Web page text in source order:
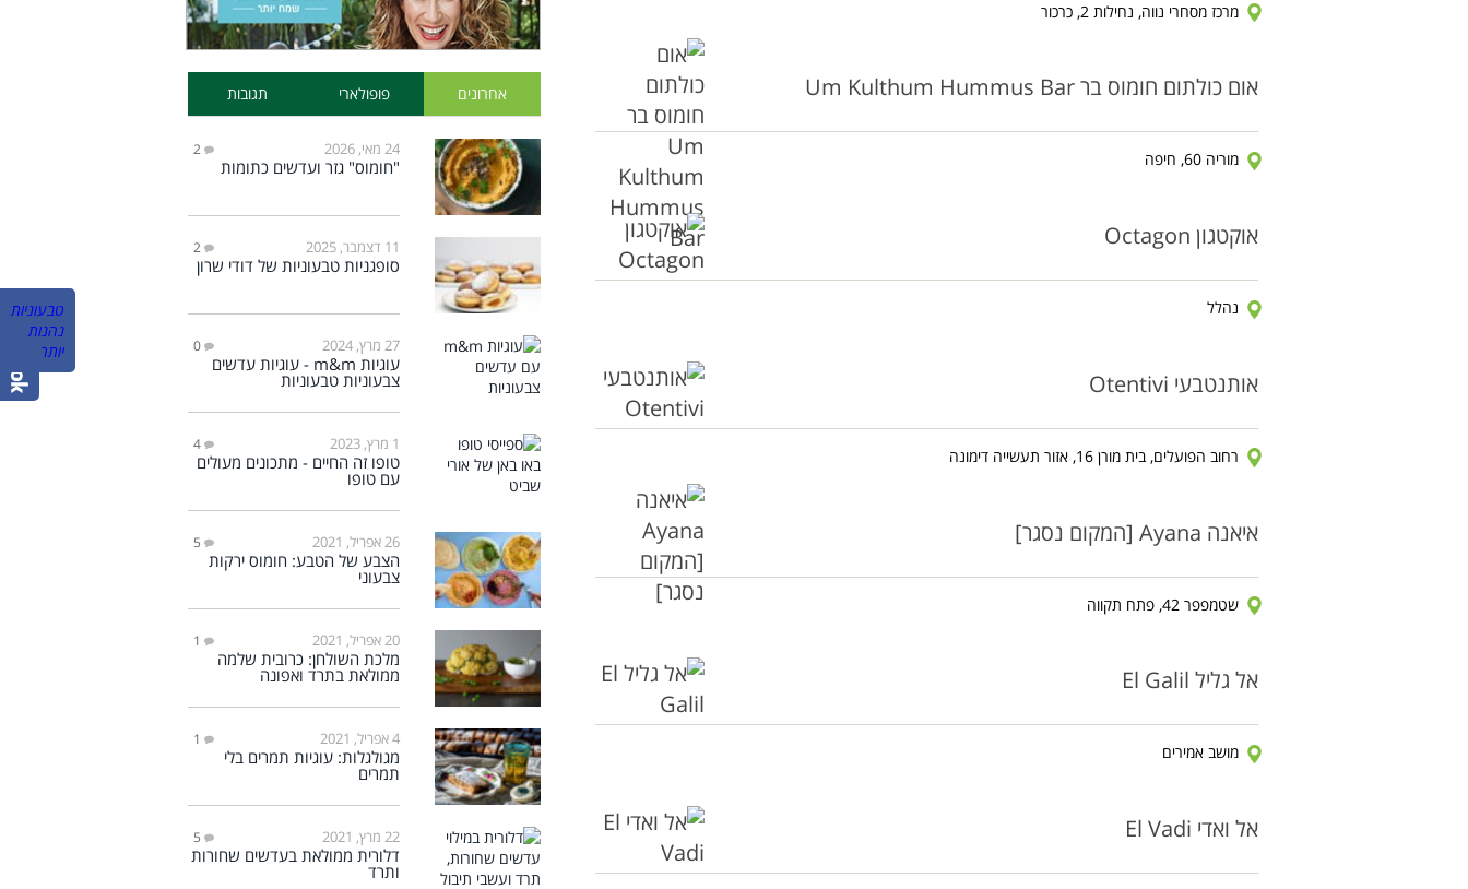
מרכז מסחרי נווה, נחילות 2, כרכור
אום כולתום חומוס בר Um Kulthum Hummus Bar
מוריה 60, חיפה
אוקטגון Octagon
נהלל
אותנטבעי Otentivi
רחוב הפועלים, בית מורן 16, אזור תעשייה דימונה
איאנה Ayana [המקום נסגר]
שטמפפר 42, פתח תקווה
אל גליל El Galil
מושב אמירים
אל ואדי El Vadi
אחרונים פופולארי תגובות
24 מאי, 2026 2
"חומוס" גזר ועדשים כתומות
11 דצמבר, 2025 2
סופגניות טבעוניות של דודי שרון
27 מרץ, 2024 0
עוגיות m&m - עוגיות עדשים
צבעוניות טבעוניות
1 מרץ, 2023 4
טופו זה החיים - מתכונים מעולים
עם טופו
26 אפריל, 2021 5
הצבע של הטבע: חומוס ירקות
צבעוני
20 אפריל, 2021 1
מלכת השולחן: כרובית שלמה
ממולאת בתרד ואפונה
4 אפריל, 2021 1
מגולגלות: עוגיות תמרים בלי
תמרים
22 מרץ, 2021 5
דלורית ממולאת בעדשים שחורות
ותרד
‏טבעוניות
נהנות
יותר‏